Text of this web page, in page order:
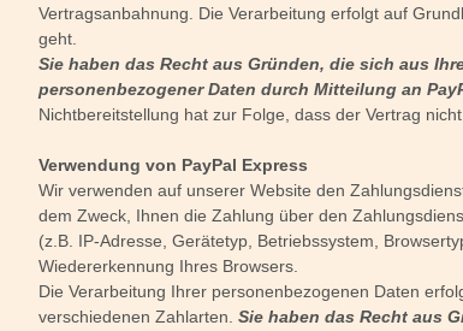
Vertragsanbahnung. Die Verarbeitung erfolgt auf
geht.
Sie haben das Recht aus Gründen, die sich aus
personenbezogener Daten durch Mitteilung an
Nichtbereitstellung hat zur Folge, dass der Vertrag
Verwendung von PayPal Express
Wir verwenden auf unserer Website den
dem Zweck, Ihnen die Zahlung über den
(z.B. IP-Adresse, Gerätetyp, Betriebssystem,
Wiedererkennung Ihres Browsers.
Die Verarbeitung Ihrer personenbezogenen Daten
verschiedenen Zahlarten. Sie haben das Recht aus